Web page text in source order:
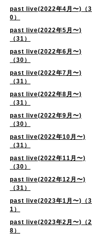
past live(2022年4月〜)（3
0）
past live(2022年5月〜)
（31）
past live(2022年6月〜)
（30）
past live(2022年7月〜)
（31）
past live(2022年8月〜)
（31）
past live(2022年9月〜)
（30）
past live(2022年10月〜)
（31）
past live(2022年11月〜)
（30）
past live(2022年12月〜)
（31）
past live(2023年1月〜)（3
1）
past live(2023年2月〜)（2
8）